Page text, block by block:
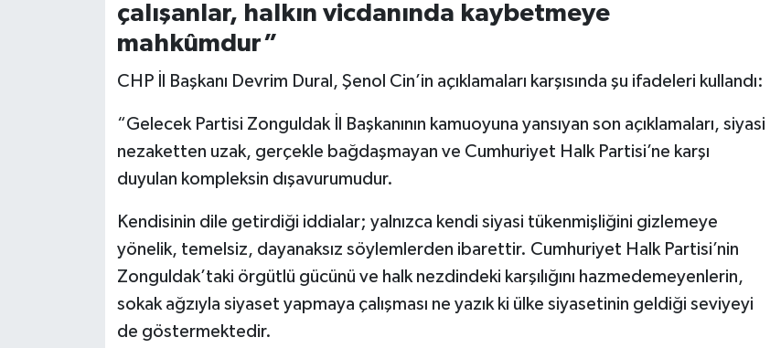
çalışanlar, halkın vicdanında kaybetmeye
mahkûmdur”
CHP İl Başkanı Devrim Dural, Şenol Cin’in açıklamaları karşısında şu ifadeleri kullandı:
“Gelecek Partisi Zonguldak İl Başkanının kamuoyuna yansıyan son açıklamaları, siyasi
nezaketten uzak, gerçekle bağdaşmayan ve Cumhuriyet Halk Partisi’ne karşı
duyulan kompleksin dışavurumudur.
Kendisinin dile getirdiği iddialar; yalnızca kendi siyasi tükenmişliğini gizlemeye
yönelik, temelsiz, dayanaksız söylemlerden ibarettir. Cumhuriyet Halk Partisi’nin
Zonguldak’taki örgütlü gücünü ve halk nezdindeki karşılığını hazmedemeyenlerin,
sokak ağzıyla siyaset yapmaya çalışması ne yazık ki ülke siyasetinin geldiği seviyeyi
de göstermektedir.